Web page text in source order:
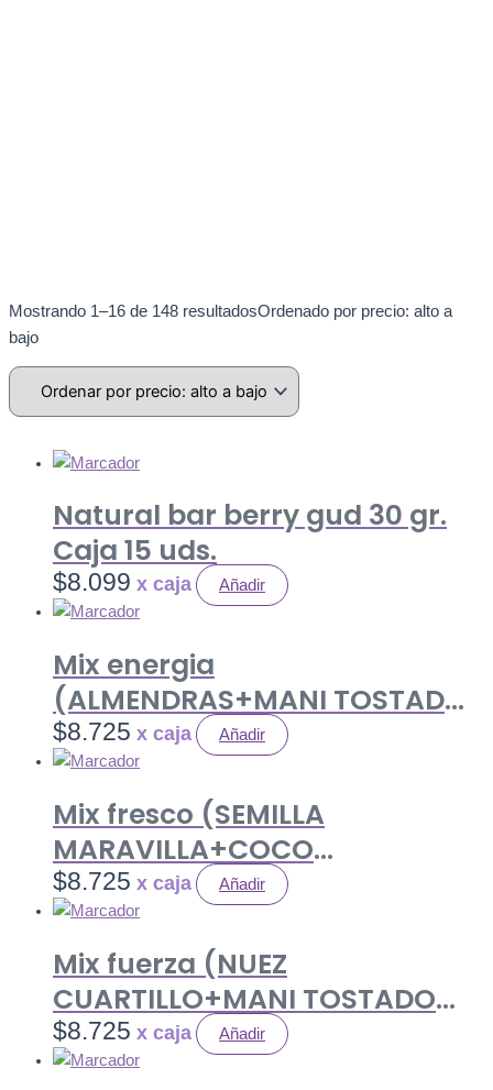
Mostrando 1–16 de 148 resultadosOrdenado por precio: alto a
bajo
Natural bar berry gud 30 gr.
Caja 15 uds.
$8.099 Añadir
Mix energia
(ALMENDRAS+MANI TOSTADO
SIN SAL+ PASA MORENA) 80 gr.
Caja 12 uds.
$8.725 Añadir
Mix fresco (SEMILLA
MARAVILLA+COCO
LAMINAS+PASA RUBIA) 80 gr.
Caja 12 uds.
$8.725 Añadir
Mix fuerza (NUEZ
CUARTILLO+MANI TOSTADO
SIN SAL+ PASA MORENA) 80 gr.
Caja 12 uds.
$8.725 Añadir